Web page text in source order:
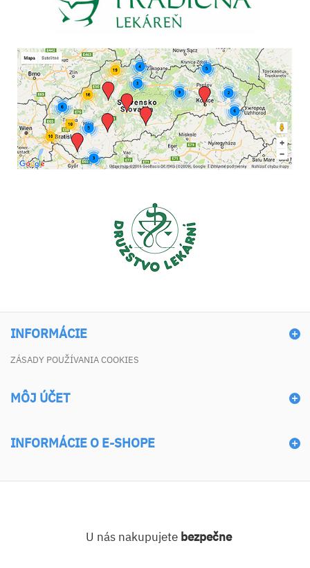
INFORMÁCIE
ZÁSADY POUŽÍVANIA COOKIES
MÔJ ÚČET
INFORMÁCIE O E-SHOPE
U nás nakupujete bezpečne